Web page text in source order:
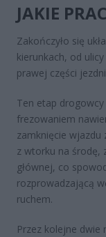
JAKIE
Zakończyło się
kierunkach, od
prawej części
Ten etap
frezowaniem
zamknięcie wjazdu
z wtorku na środę,
głównej, co
rozprowadzającą
ruchem.
Przez kolejne dwie